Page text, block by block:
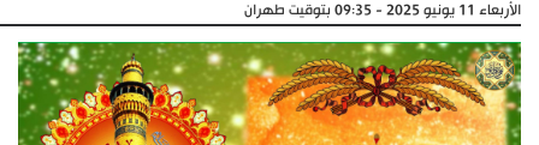
الأربعاء 11 يونيو 2025 - 09:35 بتوقيت طهران